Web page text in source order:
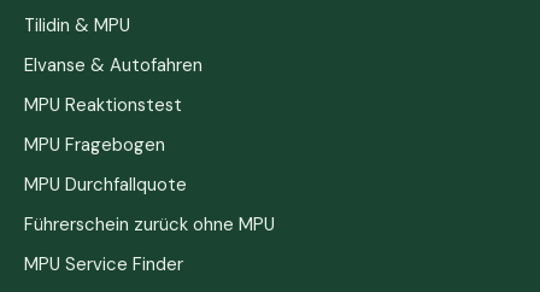
Tilidin & MPU
Elvanse & Autofahren
MPU Reaktionstest
MPU Fragebogen
MPU Durchfallquote
Führerschein zurück ohne MPU
MPU Service Finder